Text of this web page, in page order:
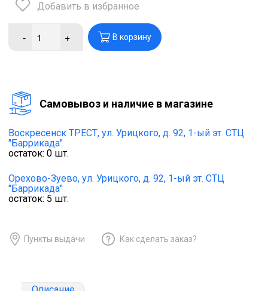
Добавить в избранное
- + В корзину
Cамовывоз и наличие в магазине
Воскресенск ТРЕСТ, ул. Урицкого, д. 92, 1-ый эт. СТЦ
"Баррикада"
остаток: 0 шт.
Орехово-Зуево, ул. Урицкого, д. 92, 1-ый эт. СТЦ
"Баррикада"
остаток: 5 шт.
Пункты выдачи Как сделать заказ?